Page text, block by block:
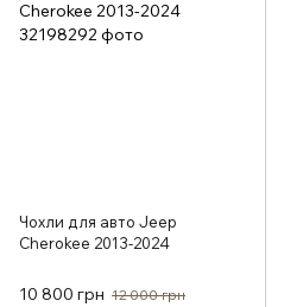
Чохли для авто Jeep
Cherokee 2013-2024
10 800 грн 12 000 грн